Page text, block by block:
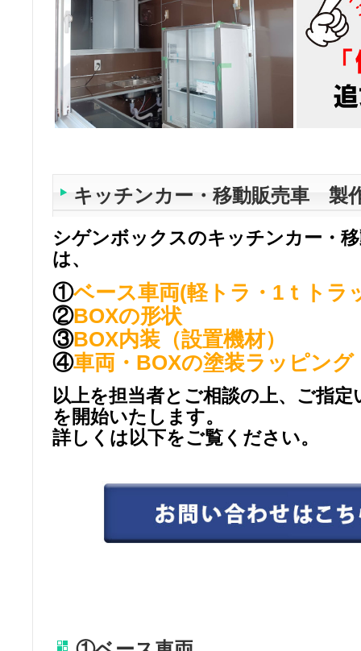
キッチンカー・移動販売車 製
シゲンボックスのキッチンカー・
は、
①ベース車両(軽トラ・1ｔトラ
②BOXの形状
③BOX内装（設置機材）
④車両・BOXの塗装ラッピング
以上を担当者とご相談の上、ご指
を開始いたします。
詳しくは以下をご覧ください。